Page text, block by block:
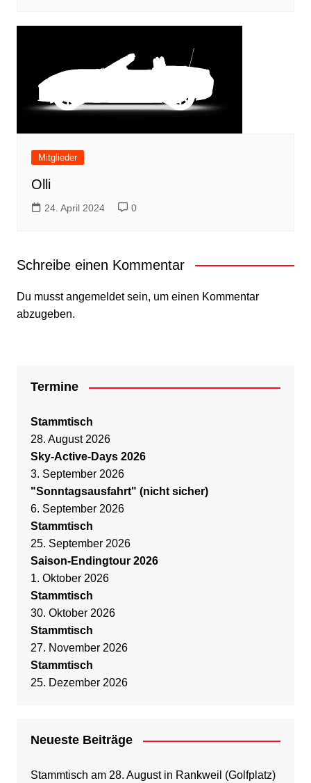
Mitglieder
Olli
24. April 2024 0
Schreibe einen Kommentar
Du musstangemeldetsein, um einen Kommentar
abzugeben.
Termine
Stammtisch
28. August 2026
Sky-Active-Days 2026
3. September 2026
"Sonntagsausfahrt" (nicht sicher)
6. September 2026
Stammtisch
25. September 2026
Saison-Endingtour 2026
1. Oktober 2026
Stammtisch
30. Oktober 2026
Stammtisch
27. November 2026
Stammtisch
25. Dezember 2026
Neueste Beiträge
Stammtisch am 28. August in Rankweil (Golfplatz)